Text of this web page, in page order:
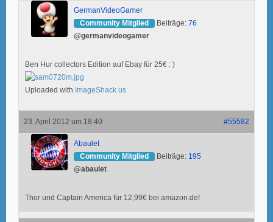
GermanVideoGamer
Community Mitglied
Beiträge: 76
@germanvideogamer
Ben Hur collectors Edition auf Ebay für 25€ : )
Uploaded with ImageShack.us
23. April 2012 um 18:40 #55582
Abaulet
Community Mitglied
Beiträge: 195
@abaulet
Thor und Captain America für 12,99€ bei amazon.de!